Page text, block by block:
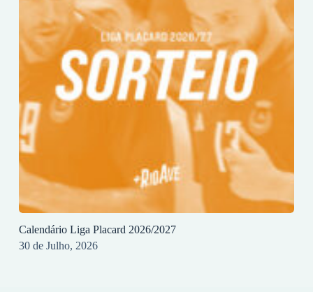
Calendário Liga Placard 2026/2027
30 de Julho, 2026